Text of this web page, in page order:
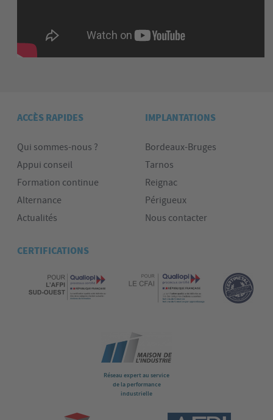
ACCÈS RAPIDES
Qui sommes-nous ?
Appui conseil
Formation continue
Alternance
Actualités
IMPLANTATIONS
Bordeaux-Bruges
Tarnos
Reignac
Périgueux
Nous contacter
CERTIFICATIONS
Réseau expert au service
de la performance
industrielle